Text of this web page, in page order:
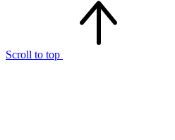
Scroll to top